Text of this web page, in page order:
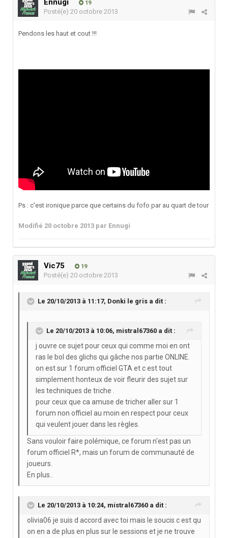
Ennugi 19
Posté(e) 20 octobre 2013
Pendons les haut et cout !!!
Ps : c'est ironique parce que certains du fofo par au quart de tour
Modifié 20 octobre 2013 par Ennugi
Vic75 19
Posté(e) 20 octobre 2013
Le 20/10/2013 à 11:17, Donki le gris a dit :
Le 20/10/2013 à 10:06, mistral67360 a dit :
j ouvre ce sujet pour ceux qui comme moi en ont
ras le bol des glichs qui gâche nos partie ONLINE.
on est sur 1 forum officiel GTA et c est tout
simplement honteux de voir fleurir des sujet sur
les techniques de triche .
pour ceux que ca amuse de tricher aller sur 1
forum non officiel au moin en respect pour ceux
qui veulent jouer dans les règles.
Sans vouloir faire polémique, ce forum n'est pas un
forum officiel R*, mais un forum de communauté de
joueurs.
En plus..
Le 20/10/2013 à 10:24, mistral67360 a dit :
olivia06 je suis d accord avec toi mais le soucis c est qu
on en a de plus en plus sur le sessions et je ne trouve